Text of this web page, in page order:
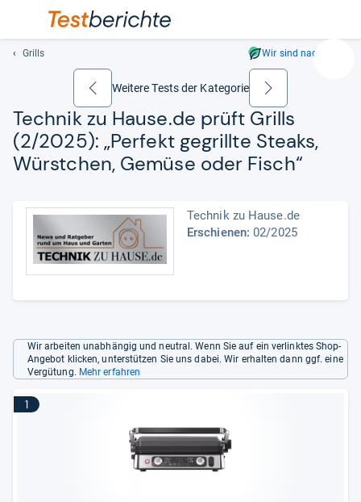
drei
mit
Grills Wir sind nachhaltig
Tech­nik zu Hause.de prüft Grills
(2/2025): „Per­fekt gegrillte Steaks,
Würst­chen, Gemüse oder Fisch“
zurück Weitere Tests der Kategorie weiter
Technik zu Hause.de
Erschienen: 02/2025
Wir arbeiten unabhängig und neutral. Wenn Sie auf ein verlinktes Shop-
Angebot klicken, unterstützen Sie uns dabei. Wir erhalten dann ggf. eine
Vergütung. Mehr erfahren
1